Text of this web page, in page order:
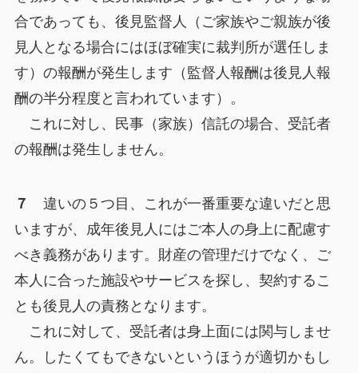
合であっても、後見監督人（ご家族やご親族が後
見人となる場合にはほぼ確実に裁判所が選任しま
す）の報酬が発生します（監督人報酬は後見人報
酬の半分程度と言われています）。
これに対し、民事（家族）信託の場合、受託者
の報酬は発生しません。
７
違いの５つ目、これが一番重要な違いだと思
いますが、成年後見人にはご本人の身上に配慮す
べき義務があります。財産の管理だけでなく、ご
本人に合った施設やサービスを探し、契約するこ
とも後見人の責務となります。
これに対して、受託者は身上面には関与しませ
ん。したくてもできないというほうが適切かもし